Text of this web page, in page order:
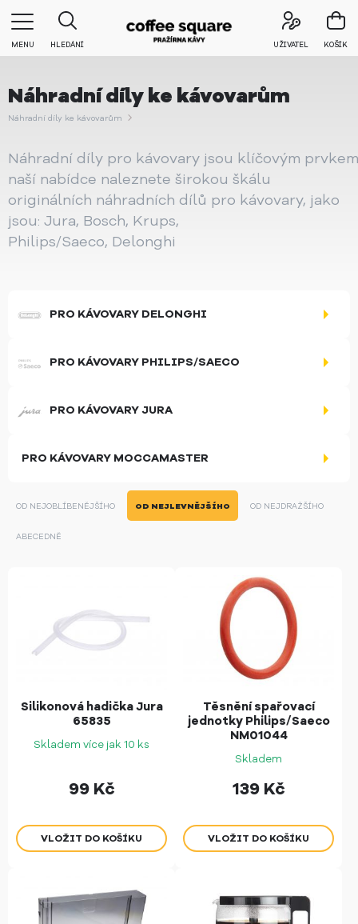
MENU HLEDÁNÍ UŽIVATEL KOŠÍK
Náhradní díly ke kávovarům
Náhradní díly ke kávovarům
Náhradní díly pro kávovary jsou klíčovým
naší nabídce naleznete širokou škálu
originálních náhradních dílů pro kávovary, jako
jsou: Jura, Bosch, Krups,
Philips/Saeco, Delonghi
PRO KÁVOVARY DELONGHI
PRO KÁVOVARY PHILIPS/SAECO
PRO KÁVOVARY JURA
PRO KÁVOVARY MOCCAMASTER
OD NEJOBLÍBENĚJŠÍHO OD NEJLEVNĚJŠÍHO OD NEJDRAŽŠÍHO
ABECEDNĚ
Silikonová hadička Jura
65835
Skladem více jak 10 ks
99 Kč
Těsnění spařovací
jednotky Philips/Saeco
NM01044
Skladem
139 Kč